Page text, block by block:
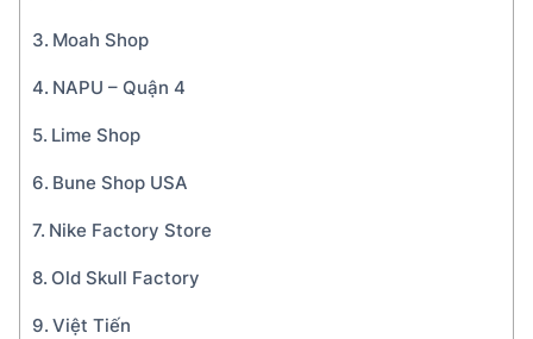
Moah Shop
NAPU – Quận 4
Lime Shop
Bune Shop USA
Nike Factory Store
Old Skull Factory
Việt Tiến